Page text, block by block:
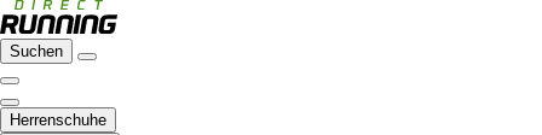
Suchen
Herrenschuhe